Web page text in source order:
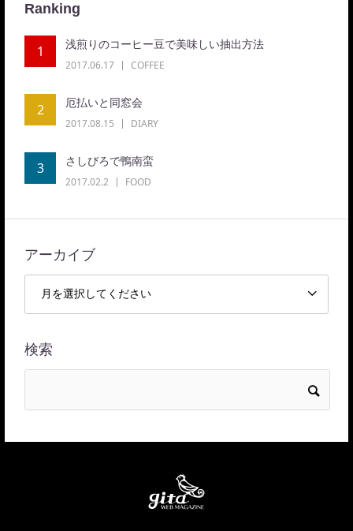
Ranking
1 浅煎りのコーヒー豆で美味しい抽出方法
2017.06.17 COFFEE
2 厄払いと同窓会
2017.08.15 DIARY
3 さしびろで鴨南蛮
2017.02.2 FOOD
アーカイブ
検索